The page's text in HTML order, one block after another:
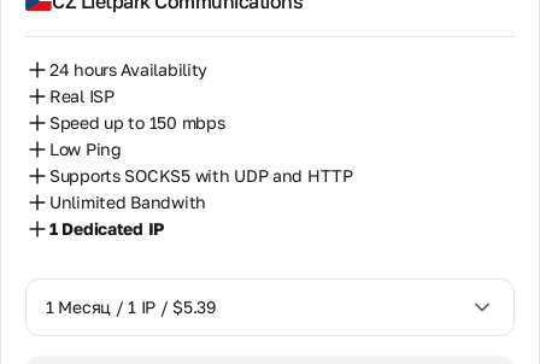
24 hours Availability
Real ISP
Speed up to 150 mbps
Low Ping
Supports SOCKS5 with UDP and HTTP
Unlimited Bandwith
1 Dedicated IP
1 Месяц / 1 IP / $5.39